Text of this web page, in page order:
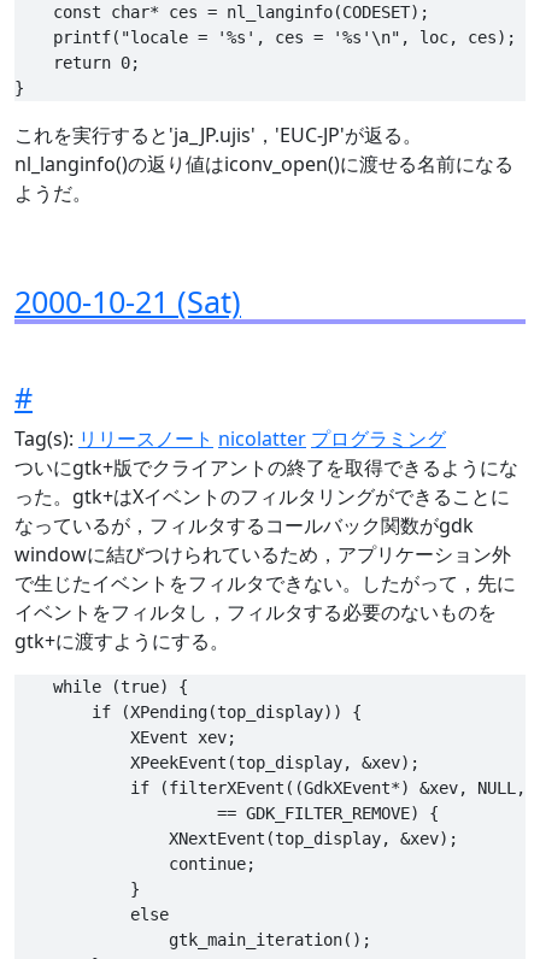
    const char* ces = nl_langinfo(CODESET);
    printf("locale = '%s', ces = '%s'\n", loc, ces);
    return 0;
これを実行すると'ja_JP.ujis'，'EUC-JP'が返る。
nl_langinfo()の返り値はiconv_open()に渡せる名前になる
ようだ。
2000-10-21 (Sat)
#
Tag(s): リリースノート nicolatter プログラミング
ついにgtk+版でクライアントの終了を取得できるようにな
った。gtk+はXイベントのフィルタリングができることに
なっているが，フィルタするコールバック関数がgdk
windowに結びつけられているため，アプリケーション外
で生じたイベントをフィルタできない。したがって，先に
イベントをフィルタし，フィルタする必要のないものを
gtk+に渡すようにする。
    while (true) {
        if (XPending(top_display)) {
            XEvent xev;
            XPeekEvent(top_display, &xev);
if (filterXEvent((GdkXEvent*) &xev, NULL,
                     == GDK_FILTER_REMOVE) {
                XNextEvent(top_display, &xev);
                continue;
            }
            else
                gtk_main_iteration();